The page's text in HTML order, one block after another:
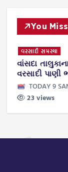
You
વરસાદી સમસ્યા
વાંસદા
વરસાદી પાણી
TODAY 9
23 views